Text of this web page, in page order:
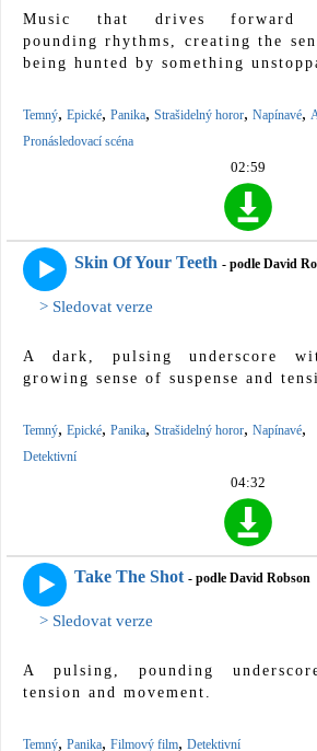
Music that drives forward
pounding rhythms, creating the
being hunted by something
Temný, Epické, Panika, Strašidelný horor, Napínavé,
Pronásledovací scéna
02:59
Skin Of Your Teeth - podle David
> Sledovat verze
A dark, pulsing underscore
growing sense of suspense and
Temný, Epické, Panika, Strašidelný horor, Napínavé,
Detektivní
04:32
Take The Shot - podle David Robson
> Sledovat verze
A pulsing, pounding
tension and movement.
Temný, Panika, Filmový film, Detektivní